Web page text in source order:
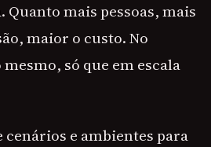
Quanto mais pessoas, mais
maior o custo. No
só que em escala
cenários e ambientes para